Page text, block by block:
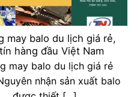
may balo du lịch giá rẻ,
hàng đầu Việt Nam
may balo du lịch giá rẻ
nhận sản xuất balo